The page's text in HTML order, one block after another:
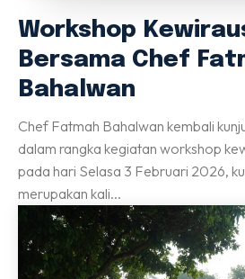
DAFTAR
Workshop
Bersama Chef
Bahalwan
Chef Fatmah Bahalwan kembali
dalam rangka kegiatan workshop
pada hari Selasa 3 Februari 2026,
merupakan kali...